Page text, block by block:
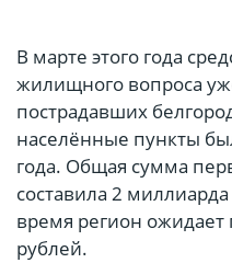
В марте этого года
жилищного вопроса
пострадавших
населённые пункты
года. Общая сумма
составила 2
время регион
рублей.